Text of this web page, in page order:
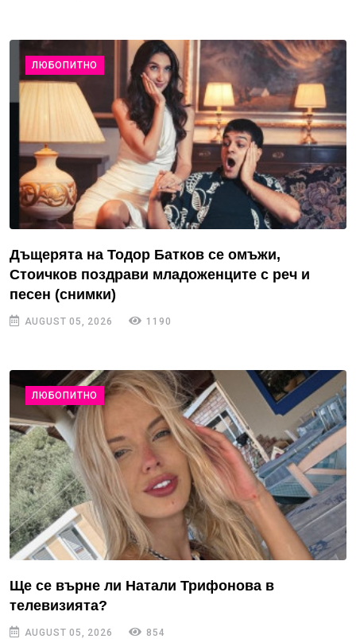
ЛЮБОПИТНО
Дъщерята на Тодор Батков се омъжи,
Стоичков поздрави младоженците с реч и
песен (снимки)
AUGUST 05, 2026 1190
ЛЮБОПИТНО
Ще се върне ли Натали Трифонова в
телевизията?
AUGUST 05, 2026 854